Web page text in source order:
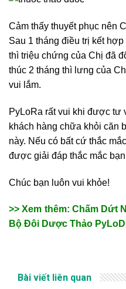
Cảm thấy thuyết phục nên
Sau 1 tháng điều trị kết
thì triệu chứng của Chị đã
thúc 2 tháng thì lưng của
vui lắm.
PyLoRa rất vui khi được tư
khách hàng chữa khỏi căn
này. Nếu có bất cứ thắc
được giải đáp thắc mắc
Chúc bạn luôn vui khỏe!
>> Xem thêm: Chấm Dứt
Bộ Đôi Dược Thảo
Bài viết liên quan